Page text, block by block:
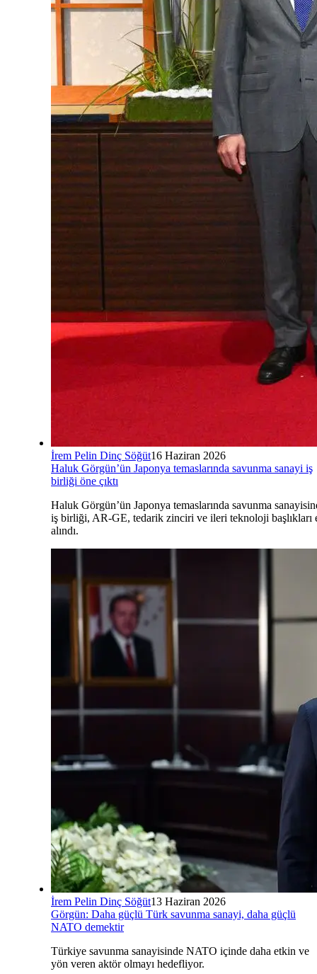
İrem Pelin Dinç Söğüt16 Haziran 2026
Haluk Görgün’ün Japonya temaslarında savunma sanayi iş
birliği öne çıktı
Haluk Görgün’ün Japonya temaslarında savunma
iş birliği, AR-GE, tedarik zinciri ve ileri teknoloji başlıkları
alındı.
İrem Pelin Dinç Söğüt13 Haziran 2026
Görgün: Daha güçlü Türk savunma sanayi, daha güçlü
NATO demektir
Türkiye savunma sanayisinde NATO içinde daha etkin ve
yön veren aktör olmayı hedefliyor.